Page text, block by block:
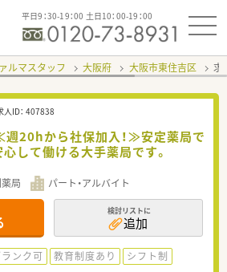
平日9：30-19：00 土日10：00-19：00
ルマスタッフ 大阪府 大阪市東住吉区 求
ID： 407838
週20hから社保加入！≫安定薬局で
して働ける大手薬局です。
局 パート・アルバイト
検討リストに
追加
ンク可 教育制度あり
シフト制